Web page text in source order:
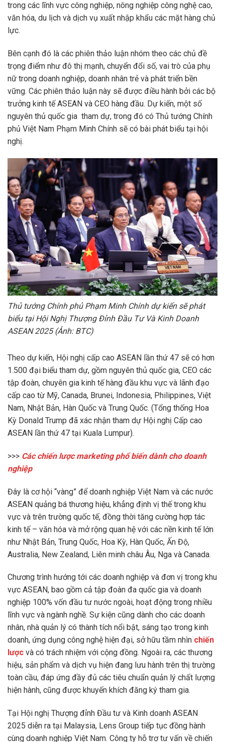
trong các lĩnh vực công nghiệp, nông nghiệp công nghệ cao,
văn hóa, du lịch và dịch vụ xuất nhập khẩu các mặt hàng chủ
lực.
Bên cạnh đó là các phiên thảo luận nhóm theo các chủ đề
trọng điểm như đô thị mạnh, chuyển đổi số, vai trò của phụ
nữ trong doanh nghiệp, doanh nhân trẻ và phát triển bền
vững. Các phiên thảo luận này sẽ được điều hành bởi các bộ
trưởng kinh tế ASEAN và CEO hàng đầu. Dự kiến, một số
nguyên thủ quốc gia tham dự, trong đó có Thủ tướng Chính
phủ Việt Nam Phạm Minh Chính sẽ có bài phát biểu tại hội
nghị.
Thủ tướng Chính phủ Phạm Minh Chính dự kiến sẽ phát
biểu tại Hội Nghị Thượng Đỉnh Đầu Tư Và Kinh Doanh
ASEAN 2025 (Ảnh: BTC)
Theo dự kiến, Hội nghị cấp cao ASEAN lần thứ 47 sẽ có hơn
1.500 đại biểu tham dự, gồm nguyên thủ quốc gia, CEO các
tập đoàn, chuyên gia kinh tế hàng đầu khu vực và lãnh đạo
cấp cao từ Mỹ, Canada, Brunei, Indonesia, Philippines, Việt
Nam, Nhật Bản, Hàn Quốc và Trung Quốc. (Tổng thống Hoa
Kỳ Donald Trump đã xác nhận tham dự Hội nghị Cấp cao
ASEAN lần thứ 47 tại Kuala Lumpur).
>>> Các chiến lược marketing phổ biến dành cho doanh
nghiệp
Đây là cơ hội “vàng” để doanh nghiệp Việt Nam và các nước
ASEAN quảng bá thương hiệu, khẳng định vị thế trong khu
vực và trên trường quốc tế, đồng thời tăng cường hợp tác
kinh tế – văn hóa và mở rộng quan hệ với các nền kinh tế lớn
như Nhật Bản, Trung Quốc, Hoa Kỳ, Hàn Quốc, Ấn Độ,
Australia, New Zealand, Liên minh châu Âu, Nga và Canada.
Chương trình hướng tới các doanh nghiệp và đơn vị trong khu
vực ASEAN, bao gồm cả tập đoàn đa quốc gia và doanh
nghiệp 100% vốn đầu tư nước ngoài, hoạt động trong nhiều
lĩnh vực và ngành nghề. Sự kiện cũng dành cho các doanh
nhân, nhà quản lý có thành tích nổi bật, sáng tạo trong kinh
doanh, ứng dụng công nghệ hiện đại, sở hữu tầm nhìn chiến
lược và có trách nhiệm với cộng đồng. Ngoài ra, các thương
hiệu, sản phẩm và dịch vụ hiện đang lưu hành trên thị trường
toàn cầu, đáp ứng đầy đủ các tiêu chuẩn quản lý chất lượng
hiện hành, cũng được khuyến khích đăng ký tham gia.
Tại Hội nghị Thượng đỉnh Đầu tư và Kinh doanh ASEAN
2025 diễn ra tại Malaysia, Lens Group tiếp tục đồng hành
cùng doanh nghiệp Việt Nam. Công ty hỗ trợ tư vấn về chiến